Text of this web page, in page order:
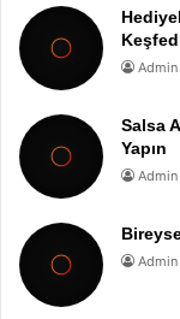
Admin
Salsa
Yapın
Admin
Admin